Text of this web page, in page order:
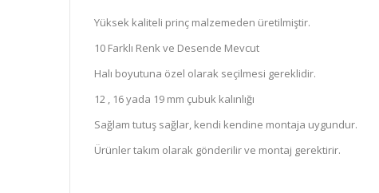
Yüksek kaliteli prinç malzemeden üretilmiştir.
10 Farklı Renk ve Desende Mevcut
Halı boyutuna özel olarak seçilmesi gereklidir.
12 , 16 yada 19 mm çubuk kalınlığı
Sağlam tutuş sağlar, kendi kendine montaja uygundur.
Ürünler takım olarak gönderilir ve montaj gerektirir.